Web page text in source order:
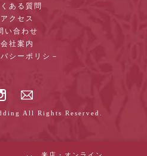
くある質問
アクセス
い合わせ
会社案内
シーポリシ－
All Rights Reserved.